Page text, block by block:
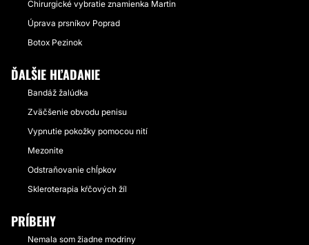
Chirurgické vybratie znamienka Martin
Úprava prsníkov Poprad
Botox Pezinok
ĎALŠIE HĽADANIE
Bandáž žalúdka
Zväčšenie obvodu penisu
Vypnutie pokožky pomocou nití
Mezonite
Odstraňovanie chĺpkov
Skleroterapia kŕčových žíl
PRÍBEHY
Nemala som žiadne modriny